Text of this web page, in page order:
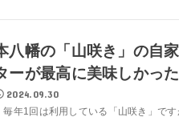
八幡の「山咲き」の自
ーが最高に美味しかっ
2024.09.30
年1回は利用している「山咲き」です